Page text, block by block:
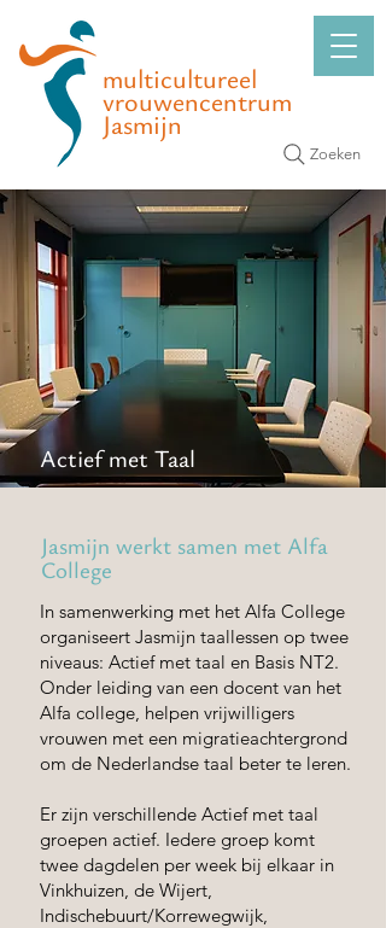
multicultureel
vrouwencentrum
Jasmijn
Zoeken
Actief met Taal
Jasmijn werkt samen met Alfa
College
In samenwerking met het Alfa College
organiseert Jasmijn taallessen op twee
niveaus: Actief met taal en Basis NT2.
Onder leiding van een docent van het
Alfa college, helpen vrijwilligers
vrouwen met een migratieachtergrond
om de Nederlandse taal beter te leren.
Er zijn verschillende Actief met taal
groepen actief. Iedere groep komt
twee dagdelen per week bij elkaar in
Vinkhuizen, de Wijert,
Indischebuurt/Korrewegwijk,